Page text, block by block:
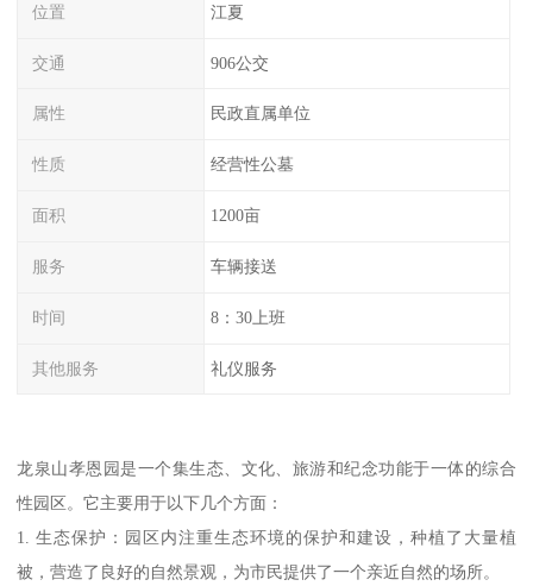
位置 江夏
交通 906公交
属性 民政直属单位
性质 经营性公墓
面积 1200亩
服务 车辆接送
时间 8：30上班
其他服务 礼仪服务
龙泉山孝恩园是一个集生态、文化、旅游和纪念功能于一体的综合
性园区。它主要用于以下几个方面：
1. 生态保护：园区内注重生态环境的保护和建设，种植了大量植
被，营造了良好的自然景观，为市民提供了一个亲近自然的场所。